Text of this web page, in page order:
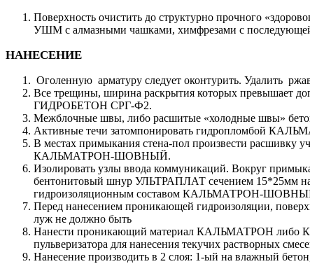
Поверхность очистить до структурно прочного
УШМ с алмазными чашками, химфрезами с последующей
НАНЕСЕНИЕ
Оголенную арматуру следует оконтурить. Удалить
Все трещины, ширина раскрытия которых превышает
ГИДРОБЕТОН СРГ-Ф2.
Межблочные швы, либо расшитые «холодные швы»
Активные течи затомпонировать гидропломбой
В местах примыкания стена-пол произвести расшивку
КАЛЬМАТРОН-ШОВНЫЙ.
Изолировать узлы ввода коммуникаций. Вокруг
бентонитовый шнур УЛЬТРАПЛАТ сечением 15*25мм на
гидроизоляционным составом КАЛЬМАТРОН-
Перед нанесением проникающей гидроизоляции,
луж не должно быть
Нанести проникающий материал КАЛЬМАТРОН либо
пульверизатора для нанесения текучих растворных
Нанесение производить в 2 слоя: 1-ый на влажный